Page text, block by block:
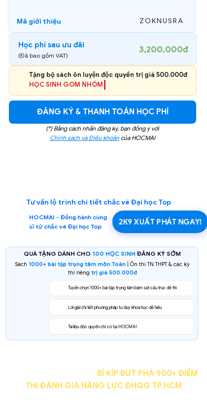
Mã giới thiệu ZOKNUSRA
Học phí sau ưu đãi 3,200,000đ
(Đã bao gồm VAT)
Tặng bộ sách ôn luyện độc quyền trị giá 500.000đ
CHỈ DÀNH CHO 100 HỌC SINH ĐĂNG KÝ SỚM NHẤT
(*) Bằng cách nhấn đăng ký, bạn đồng ý với
Chính sách và Điều khoản của HOCMAI
ĐĂNG KÝ & THANH TOÁN HỌC PHÍ
Tư vấn lộ trình chi tiết chắc vé Đại học Top
HOCMAI - Đồng hành cùng
sĩ tử chắc vé Đại học Top
2K9 XUẤT PHÁT NGAY!
Sách 1000+ bài tập trọng tâm môn Toán | Ôn thi TN THPT & các kỳ
thi riêng trị giá 500.000đ
QUÀ TẶNG DÀNH CHO 100 HỌC SINH ĐĂNG KÝ SỚM
Tài liệu độc quyền chỉ có tại HOCMAI
Lời giải chi tiết phương pháp tư duy khoa học dễ hiểu
Tuyển chọn 1000+ bài tập trọng tâm bám sát cấu trúc đề thi
BÍ KÍP BỨT PHÁ 900+ ĐIỂM
THI ĐÁNH GIÁ NĂNG LỰC ĐHQG TP.HCM